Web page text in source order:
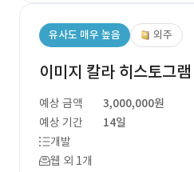
유사도 매우 높음 외주
이미지 칼라 히스토그
예상 금액
3,000,000원
예상 기간
14일
개발
웹 외 1개